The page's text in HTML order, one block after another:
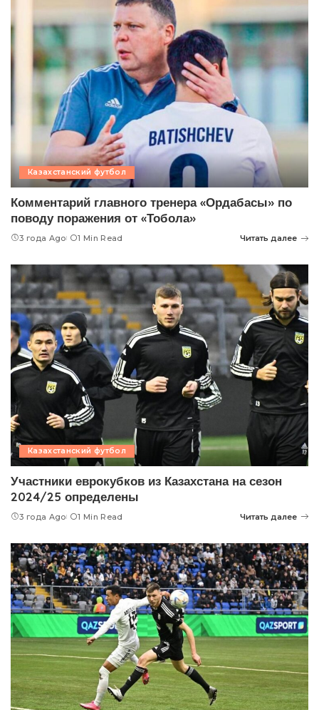
Казахстанский футбол
Комментарий главного тренера «Ордабасы» по
поводу поражения от «Тобола»
3 года Ago 1 Min Read Читать далее
Казахстанский футбол
Участники еврокубков из Казахстана на сезон
2024/25 определены
3 года Ago 1 Min Read Читать далее